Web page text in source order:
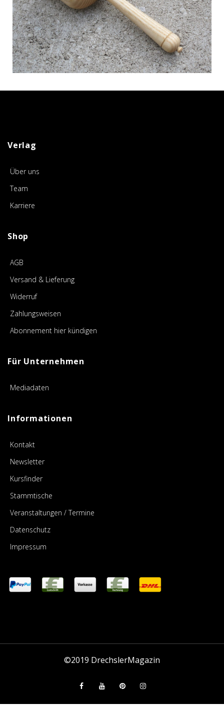
AUSGABE 72, GEBRAUCHSGEGENSTÄNDE
Verlag
Über uns
Team
Karriere
Shop
AGB
Versand & Lieferung
Widerruf
Zahlungsweisen
Abonnement hier kündigen
Für Unternehmen
Mediadaten
Informationen
Kontakt
Newsletter
Kursfinder
Stammtische
Veranstaltungen / Termine
Datenschutz
Impressum
©2019 DrechslerMagazin